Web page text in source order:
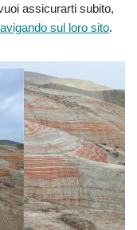
assicurarti subito,
sul loro sito.